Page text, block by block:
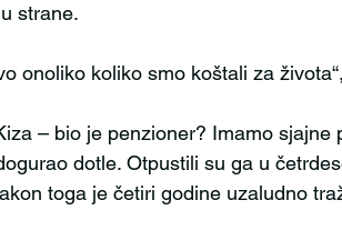
strane.
Kiza – bio je penzioner? Imamo sjajne
toga je četiri godine uzaludno